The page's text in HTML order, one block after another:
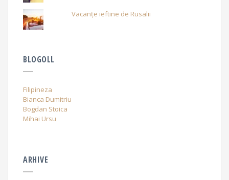
Vacanțe ieftine de Rusalii
BLOGOLL
Filipineza
Bianca Dumitriu
Bogdan Stoica
Mihai Ursu
ARHIVE